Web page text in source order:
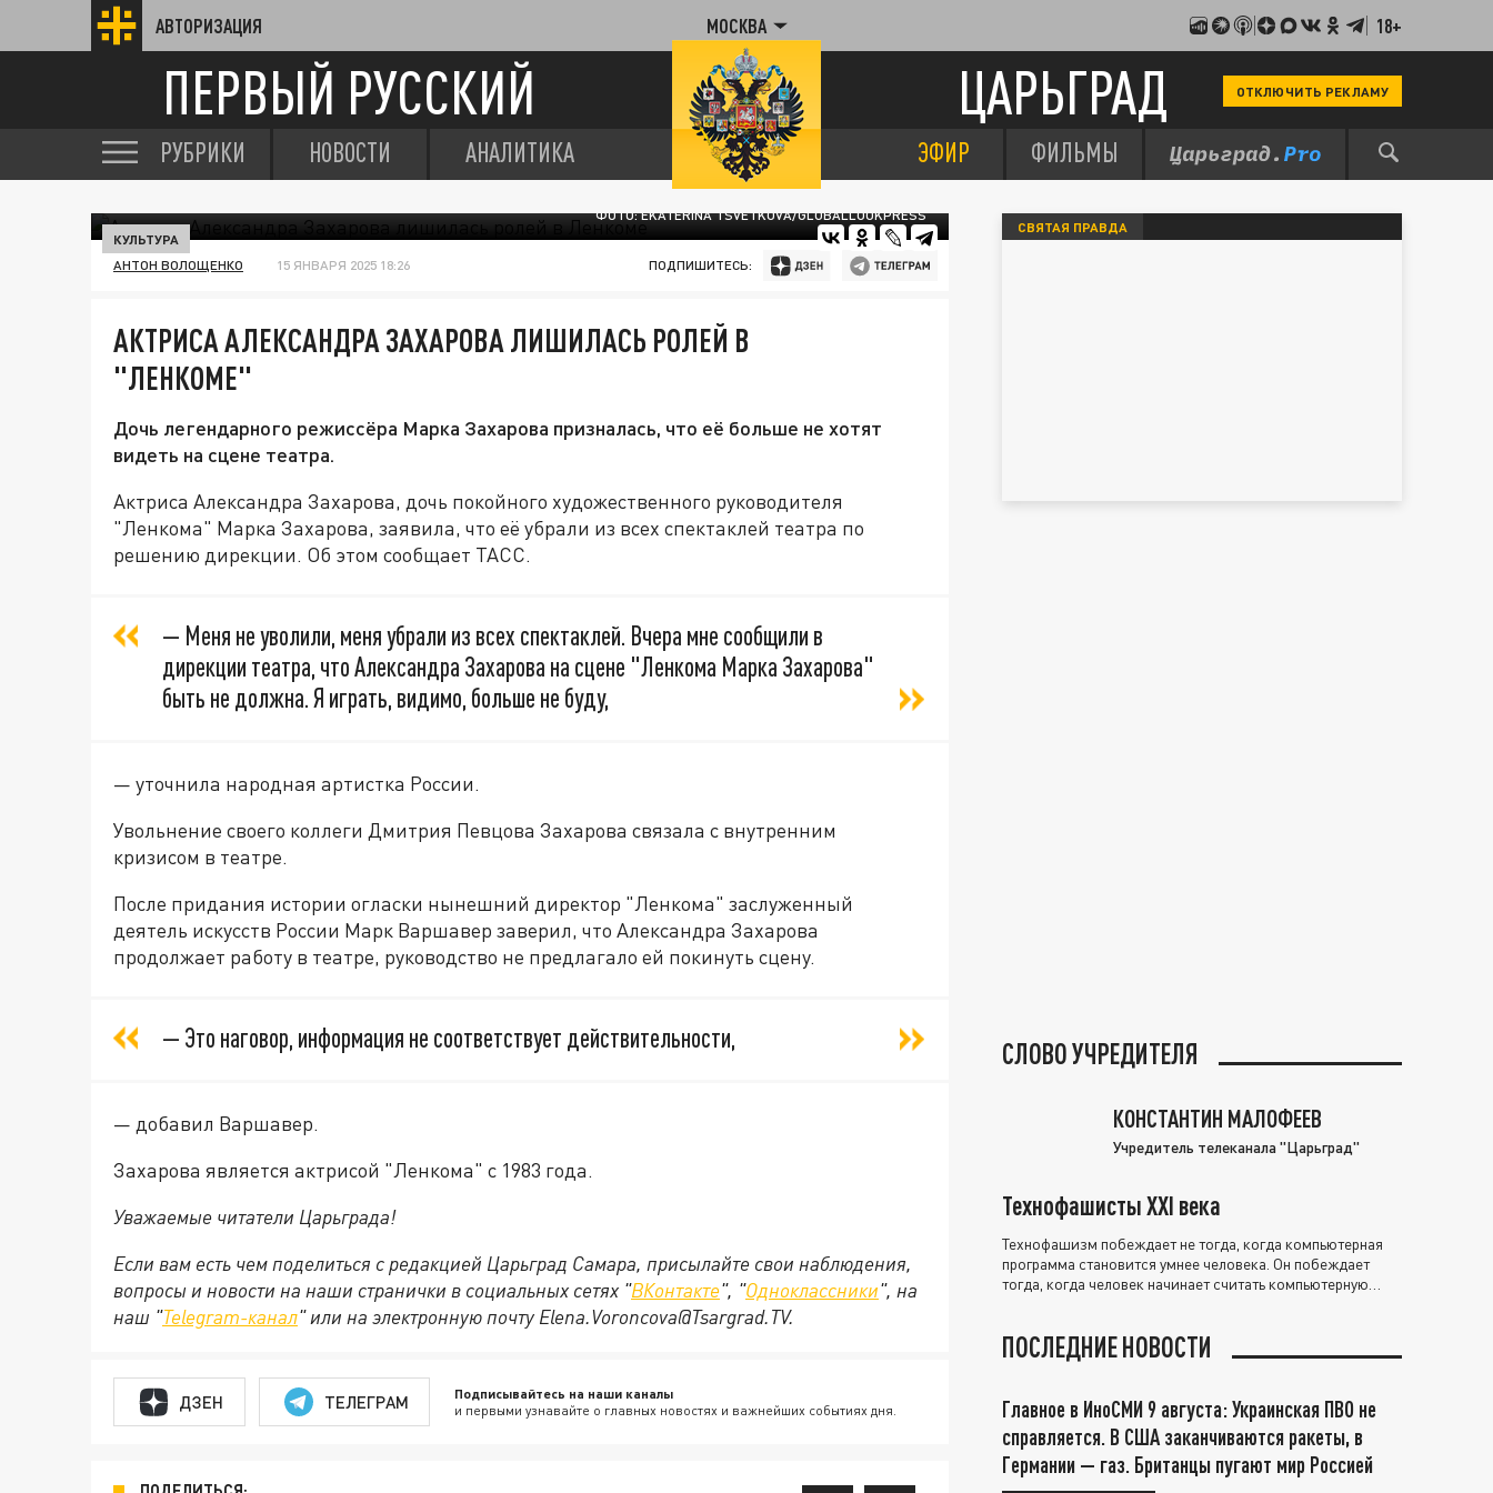
АВТОРИЗАЦИЯ МОСКВА 18+
ПЕРВЫЙ РУССКИЙ ЦАРЬГРАД ОТКЛЮЧИТЬ РЕКЛАМУ
РУБРИКИ НОВОСТИ АНАЛИТИКА ЭФИР ФИЛЬМЫ
ФОТО: EKATERINA TSVETKOVA/GLOBALLOOKPRESS
КУЛЬТУРА
АНТОН ВОЛОЩЕНКО 15 ЯНВАРЯ 2025 18:26 ПОДПИШИТЕСЬ:
АКТРИСА АЛЕКСАНДРА ЗАХАРОВА ЛИШИЛАСЬ РОЛЕЙ В
"ЛЕНКОМЕ"
Дочь легендарного режиссёра Марка Захарова призналась, что её больше не хотят
видеть на сцене театра.
Актриса Александра Захарова, дочь покойного художественного руководителя
"Ленкома" Марка Захарова, заявила, что её убрали из всех спектаклей театра по
решению дирекции. Об этом сообщает ТАСС.
— Меня не уволили, меня убрали из всех спектаклей. Вчера мне сообщили в
дирекции театра, что Александра Захарова на сцене "Ленкома Марка Захарова"
быть не должна. Я играть, видимо, больше не буду,
— уточнила народная артистка России.
Увольнение своего коллеги Дмитрия Певцова Захарова связала с внутренним
кризисом в театре.
После придания истории огласки нынешний директор "Ленкома" заслуженный
деятель искусств России Марк Варшавер заверил, что Александра Захарова
продолжает работу в театре, руководство не предлагало ей покинуть сцену.
— Это наговор, информация не соответствует действительности,
— добавил Варшавер.
Захарова является актрисой "Ленкома" с 1983 года.
Уважаемые читатели Царьграда!
Если вам есть чем поделиться с редакцией Царьград Самара, присылайте свои наблюдения,
вопросы и новости на наши странички в социальных сетях "ВКонтакте", "Одноклассники", на
наш "Telegram-канал" или на электронную почту Elena.Voroncova@Tsargrad.TV.
ДЗЕН ТЕЛЕГРАМ Подписывайтесь на наши каналы
и первыми узнавайте о главных новостях и важнейших событиях дня.
СВЯТАЯ ПРАВДА
СЛОВО УЧРЕДИТЕЛЯ
КОНСТАНТИН МАЛОФЕЕВ
Учредитель телеканала "Царьград"
Технофашисты XXI века
Технофашизм побеждает не тогда, когда компьютерная
программа становится умнее человека. Он побеждает
тогда, когда человек начинает считать компьютерную
ПОСЛЕДНИЕ НОВОСТИ
Главное в ИноСМИ 9 августа: Украинская ПВО не
справляется. В США заканчиваются ракеты, в
Германии — газ. Британцы пугают мир Россией